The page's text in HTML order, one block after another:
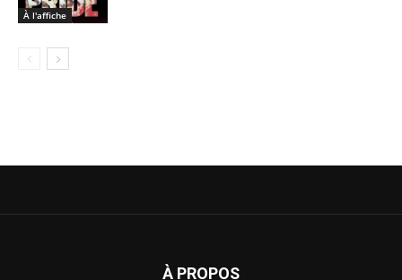
À l'affiche
À PROPOS